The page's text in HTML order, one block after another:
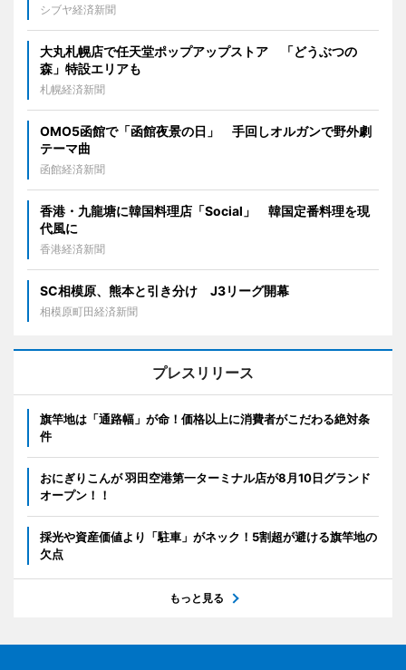
シブヤ経済新聞
大丸札幌店で任天堂ポップアップストア 「どうぶつの
森」特設エリアも
札幌経済新聞
OMO5函館で「函館夜景の日」 手回しオルガンで野外劇
テーマ曲
函館経済新聞
香港・九龍塘に韓国料理店「Social」 韓国定番料理を現
代風に
香港経済新聞
SC相模原、熊本と引き分け J3リーグ開幕
相模原町田経済新聞
プレスリリース
旗竿地は「通路幅」が命！価格以上に消費者がこだわる絶対条
件
おにぎりこんが 羽田空港第一ターミナル店が8月10日グランド
オープン！！
採光や資産価値より「駐車」がネック！5割超が避ける旗竿地の
欠点
もっと見る